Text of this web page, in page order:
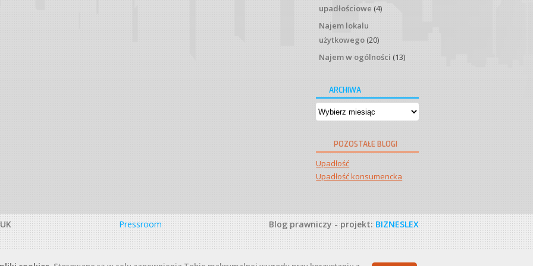
upadłościowe (4)
Najem lokalu
użytkowego (20)
Najem w ogólności (13)
ARCHIWA
Archiwa
POZOSTAŁE BLOGI
Upadłość
Upadłość konsumencka
Blog prawniczy - projekt:BIZNESLEX
Pressroom